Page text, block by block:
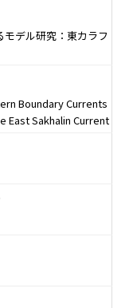
デル研究：東カラフ
Boundary Currents
East Sakhalin Current